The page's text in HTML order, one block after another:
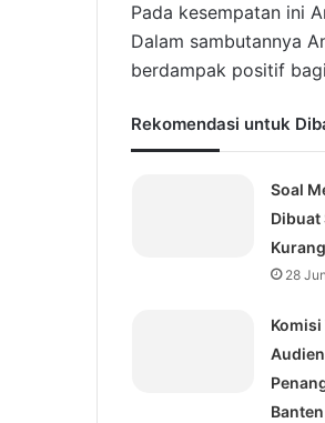
Pada kesempatan ini
Dalam sambutannya
berdampak positif
Rekomendasi untuk
Soal
Dibuat
28
Komisi
Banten